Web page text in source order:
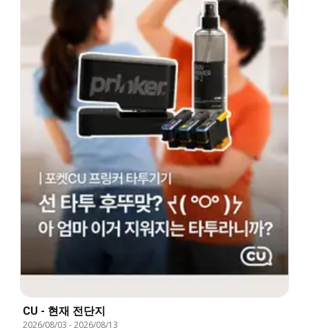
CU - 현재 전단지
2026/08/03 -2026/08/13